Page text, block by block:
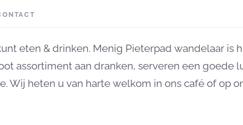
eten & drinken. Menig Pieterpad wandelaar is
assortiment aan dranken, serveren een goede
Wij heten u van harte welkom in ons café of op